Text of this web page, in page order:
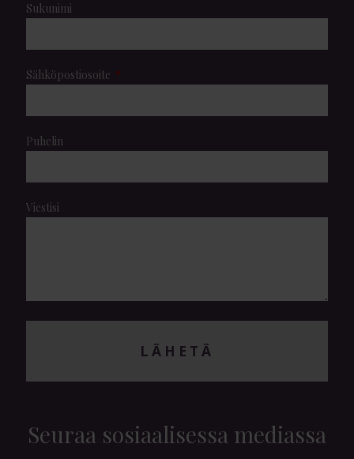
Sukunimi
Sähköpostiosoite
Puhelin
Viestisi
LÄHETÄ
Seuraa sosiaalisessa mediassa